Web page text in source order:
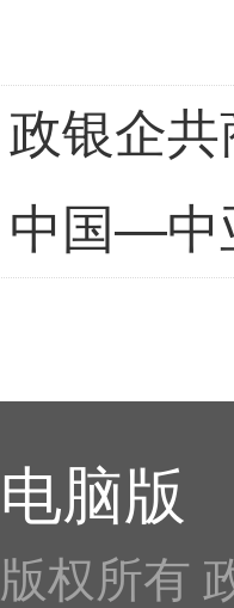
政银企
中国—中
电脑版
版权所有